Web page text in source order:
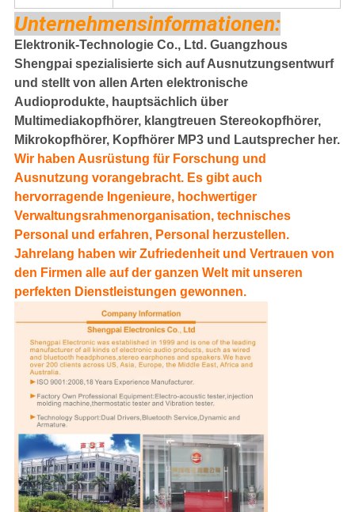
Unternehmensinformationen:
Elektronik-Technologie Co., Ltd. Guangzhous
Shengpai spezialisierte sich auf Ausnutzungsentwurf
und stellt von allen Arten elektronische
Audioprodukte, hauptsächlich über
Multimediakopfhörer, klangtreuen Stereokopfhörer,
Mikrokopfhörer, Kopfhörer MP3 und Lautsprecher her.
Wir haben Ausrüstung für Forschung und
Ausnutzung vorangebracht. Es gibt auch
hervorragende Ingenieure, hochwertiger
Verwaltungsrahmenorganisation, technisches
Personal und erfahren, Personal herzustellen.
Jahrelang haben wir Zufriedenheit und Vertrauen von
den Firmen alle auf der ganzen Welt mit unseren
perfekten Dienstleistungen gewonnen.